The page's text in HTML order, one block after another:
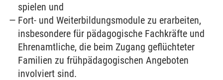
spielen und
Fort- und Weiterbildungsmodule zu erarbeiten,
insbesondere für pädagogische Fachkräfte und
Ehrenamtliche, die beim Zugang geflüchteter
Familien zu frühpädagogischen Angeboten
involviert sind.